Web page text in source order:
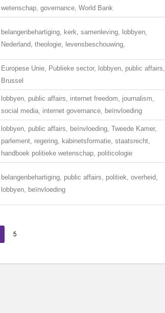
wetenschap, governance, World Bank
belangenbehartiging, kerk, samenleving, lobbyen,
Nederland, theologie, levensbeschouwing,
Europese Unie, Publieke sector, lobbyen, public affairs,
Brussel
lobbyen, public affairs, internet freedom, journalism,
social media, internet governance, beïnvloeding
lobbyen, public affairs, beïnvloeding, Tweede Kamer,
parlement, regering, kabinetsformatie, staatsrecht,
handboek politieke wetenschap, politicologie
belangenbehartiging, public affairs, politiek, overheid,
lobbyen, beïnvloeding
5